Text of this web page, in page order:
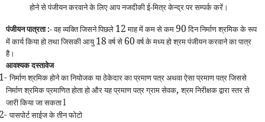
होने से पंजीयन करवाने के लिए आप नजदीकी ई-मित्र केन्द्र पर सम्पर्क करें।
पंजीयन पात्रता :-वह व्यक्ति जिसने पिछले 12माह में कम से कम90दिन निर्माण श्रमिक के रूप
में कार्य किया हो तथा जिसकी आयु18वर्ष से 60वर्ष के मध्य हो श्रम पंजीयन करवाने का पात्र
है।
आवश्यक दस्तावेज
निर्माण श्रमिक होने का नियोजक या ठेकेदार का प्रमाण पत्र अथवा ऐसा प्रमाण पत्र जिससे
निर्माण श्रमिक प्रमाणित होता हो और यह प्रमाण पत्र ग्राम सेवक,श्रम निरीक्षक द्वारा स्तर से
जारी किया जा सकता l
पासपोर्ट साईज के तीन फोटो